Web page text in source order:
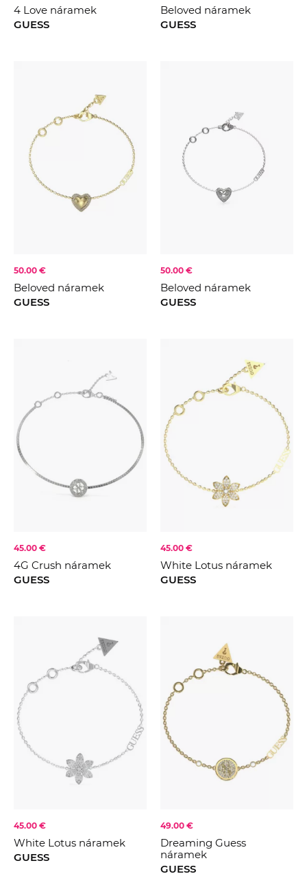
4 Love náramek
GUESS
Beloved náramek
GUESS
50.00 €
Beloved náramek
GUESS
50.00 €
Beloved náramek
GUESS
45.00 €
4G Crush náramek
GUESS
45.00 €
White Lotus náramek
GUESS
45.00 €
White Lotus náramek
GUESS
49.00 €
Dreaming Guess
náramek
GUESS